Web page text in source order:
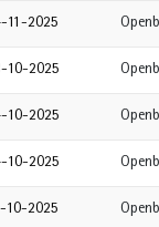
11-2025
10-2025
10-2025
10-2025
10-2025